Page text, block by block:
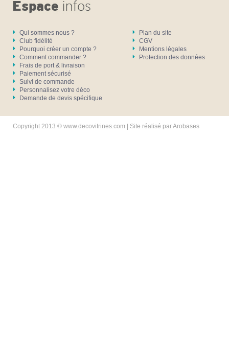
Qui sommes nous ?
Club fidélité
Pourquoi créer un compte ?
Comment commander ?
Frais de port & livraison
Paiement sécurisé
Suivi de commande
Personnalisez votre déco
Demande de devis spécifique
Plan du site
CGV
Mentions légales
Protection des données
Copyright 2013 © www.decovitrines.com | Site réalisé parArobases